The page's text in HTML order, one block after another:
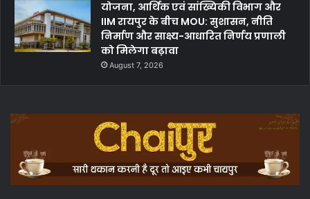
योजना, आर्थिक एवं सांख्यिकी विभाग और
IIM रायपुर के बीच MOU: सुशासन, नीति
निर्माण और साक्ष्य-आधारित निर्णय प्रणाली
को मिलेगा बढ़ावा
August 7, 2026